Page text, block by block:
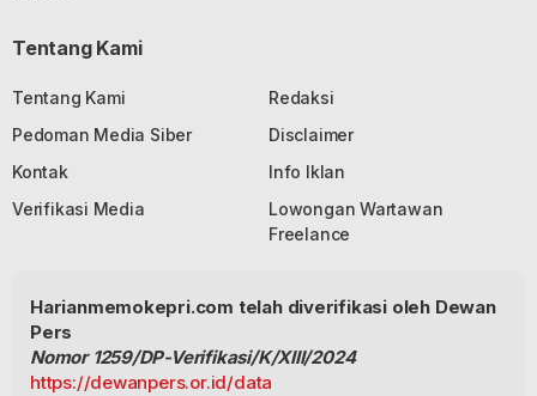
Tentang Kami
Tentang Kami
Redaksi
Pedoman Media Siber
Disclaimer
Kontak
Info Iklan
Verifikasi Media
Lowongan Wartawan
Freelance
Harianmemokepri.com telah diverifikasi oleh Dewan
Pers
Nomor 1259/DP-Verifikasi/K/XIII/2024
https://dewanpers.or.id/data